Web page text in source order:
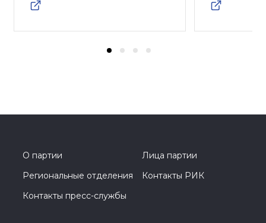
О партии
Лица партии
Региональные отделения
Контакты РИК
Контакты пресс-службы